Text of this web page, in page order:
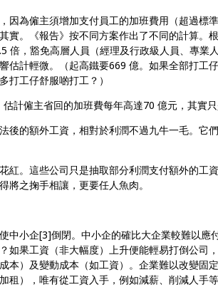
因為僱主須增加支付員工的加班費用（超過標
實。《報告》按不同方案作出了不同的計算。
倍，豁免高層人員（經理及行政級人員、專業
估計輕微。（起高鐵要669 億。如果全部打工
打工仔舒服啲打工？）
計僱主省回的加班費每年高達70 億元，其實
後的額外工資，相對於利潤不過九牛一毛。它
紅。這些公司只是抽取部分利潤支付額外的工
將之掬手相讓，更要任人魚肉。
中小企[3]倒閉。中小企的確比大企業較難以應
如果工資（非大幅度）上升便能輕易打倒公司
本）及變動成本（如工資）。企業難以改變固
租），唯有從工資入手，例如減薪、削減人手等